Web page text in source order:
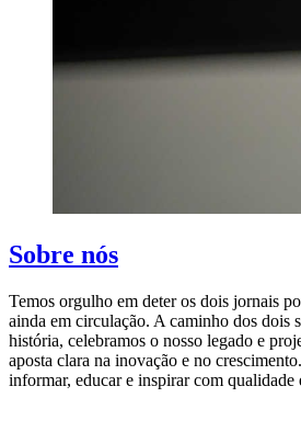
Sobre nós
Temos orgulho em deter os dois jornais
ainda em circulação. A caminho dos dois
história, celebramos o nosso legado e
aposta clara na inovação e no
informar, educar e inspirar com qualidade